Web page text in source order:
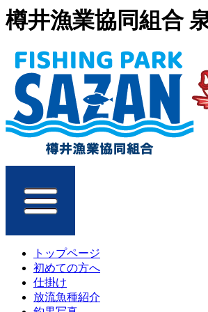
樽井漁業協同組合
トップページ
初めての方へ
仕掛け
放流魚種紹介